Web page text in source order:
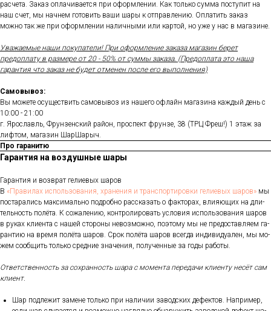
расчета. Заказ оплачивается при оформлении. Как только сумма поступит на
наш счет, мы начнем готовить ваши шары к отправлению. Оплатить заказ
можно так же при оформлении наличными или картой, но уже у нас в магазине.
Уважаемые наши покупатели! При оформление заказа магазин берет
предоплату в размере от 20 - 50% от суммы заказа. (Предоплата это наша
гарантия что заказ не будет отменен после его выполнения)
Самовывоз:
Вы можете осуществить самовывоз из нашего офлайн магазина каждый день с
10:00 - 21:00
г. Ярославль, Фрунзенский район, проспект фрунзе, 38 (ТРЦ Фреш!) 1 этаж за
лифтом, магазин ШарШарыч.
Про гаранитю
Гарантия на воздушные шары
Га­ран­тия и воз­врат ге­ли­евых ша­ров
В «Пра­ви­лах ис­поль­зо­ва­ния, хра­не­ния и тран­спор­ти­ров­ки ге­ли­евых ша­ров» мы
пос­та­рались мак­си­маль­но под­робно рас­ска­зать о фак­то­рах, вли­яющих на дли­
тель­ность по­лёта. К со­жале­нию, кон­тро­лиро­вать ус­ло­вия ис­поль­зо­вания ша­ров
в ру­ках кли­ен­та с на­шей сто­роны не­воз­можно, по­это­му мы не пре­дос­тавля­ем га­
ран­тию на вре­мя по­лёта ша­ров. Срок по­лёта ша­ров всег­да ин­ди­виду­ален, мы мо­
жем со­об­щить толь­ко сред­ние зна­чения, по­лучен­ные за го­ды ра­боты.
От­ветс­твен­ность за сох­ранность ша­ра с мо­мен­та пе­реда­чи кли­ен­ту не­сёт сам
кли­ент.
Шар под­ле­жит за­мене толь­ко при на­личии за­вод­ских де­фек­тов. Нап­ри­мер,